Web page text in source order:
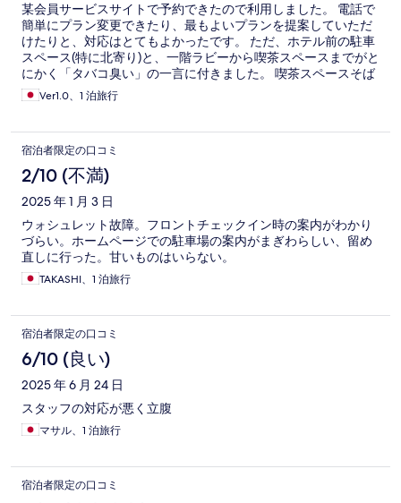
某会員サービスサイトで予約できたので利用しました。 電話で
簡単にプラン変更できたり、最もよいプランを提案していただ
けたりと、対応はとてもよかったです。 ただ、ホテル前の駐車
スペース(特に北寄り)と、一階ラビーから喫茶スペースまでがと
にかく「タバコ臭い」の一言に付きました。 喫茶スペースそば
に喫煙所の出入り口があるのですが、そこからとてつもないタ
バコ臭が漂い、せっかく美味しく頂きたかったウェルカムケー
なのはとても嬉しかったのですが、若干軟らか目で、また、コ
ーンが柔らかくなっておりパリパリ感が全くありませんでし
た。 朝食は和食を選択したのですが、とてもボリュームがあり
とても満足しました。一部のおかずや主食はバイキング形式で
したので、朝からたくさん食べられる方でも大丈夫だと思いま
す。 エキチカでシャトレーゼホテルに泊まりたい！のであれば
よいと思います。
Ver1.0、1 泊旅行
宿泊者限定の口コミ
2/10 (不満)
2025 年 1 月 3 日
ウォシュレット故障。フロントチェックイン時の案内がわかり
づらい。ホームページでの駐車場の案内がまぎわらしい、留め
直しに行った。甘いものはいらない。
TAKASHI、1 泊旅行
宿泊者限定の口コミ
6/10 (良い)
2025 年 6 月 24 日
スタッフの対応が悪く立腹
マサル、1 泊旅行
宿泊者限定の口コミ